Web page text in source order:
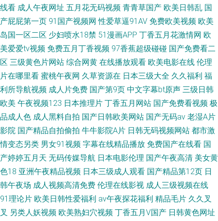
线看 成人午夜网址 五月花无码视频 青青草国产 欧美日韩乱 国
产屁屁第一页 91国产视频网 性爱草逼91AV 免费欧美视频 欧美
岛国一区二区 少妇喷水18禁 51漫画APP 丁香五月花激情网 欧
美爱爱tv视频 免费五月丁香视频 97香蕉超级碰碰 国产免费看二
区 三级黄色片网站 综合网黄 在线播放观看 欧美电影在线 伦理
片在哪里看 蜜桃午夜网 久草资源在 日本三级大全 久久福利 福
利所导航视频 成人片免费 国产第9页 中文字幕bt原声 三级日韩
欧美 午夜视频123 日本推理片 丁香五月网站 国产免费看视频 极
品成人色 成人黑料自拍 国产日韩欧美网站 国产无码av 老湿A片
影院 国产精品自拍偷拍 牛牛影院A片 日韩无码视频网站 都市激
情变态另类 男女91视频 字幕在线精品播放 免费国产在线看 国
产婷婷五月天 无码传媒导航 日本电影伦理 国产午夜高清 美女黄
色18 亚洲午夜精品视频 日本三级成人观看 国产精品第12页 日
韩午夜场 成人视频高清免费 伦理在线影视 成人三级视频在线
91理论片 欧美日韩性爱福利 av午夜探花福利 精品毛片 久久叉
叉 另类人妖视频 欧美熟妇穴视频 丁香五月V国产 日韩黄色网址